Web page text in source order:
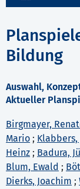
Bildung
Auswahl,
Aktueller
Birgmayer,
Mario ; Klabbers,
Heinz ; Badura,
Blum, Ewald ;
Dierks, Joachim ;